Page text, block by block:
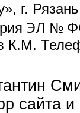
г.
ЭЛ №
К.М.
сайта